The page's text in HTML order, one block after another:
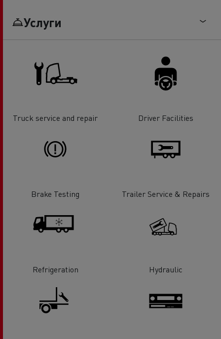
Услуги
Truck service and repair Driver Facilities
Brake Testing Trailer Service & Repairs
Refrigeration Hydraulic